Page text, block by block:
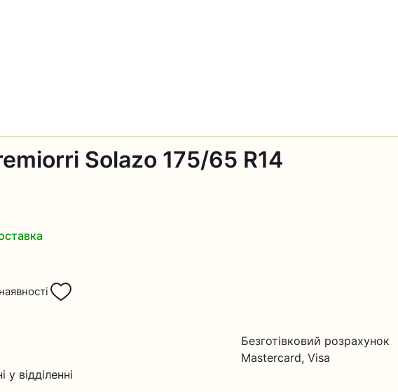
Solazo 175/65 R14
Безготівковий розрахунок
Mastercard, Visa
відділенні